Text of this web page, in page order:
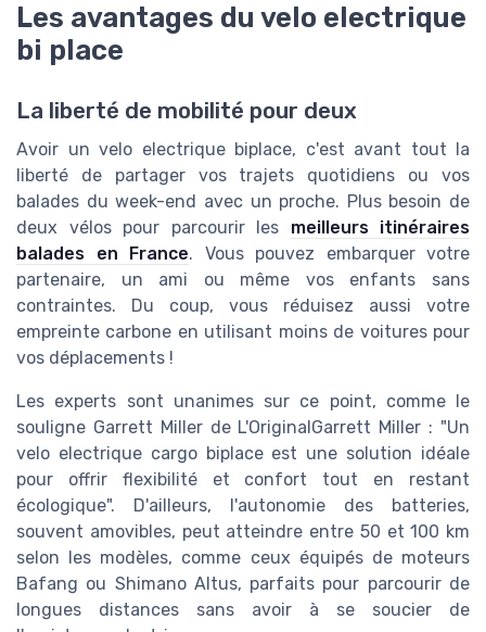
Les avantages du velo electrique
bi place
La liberté de mobilité pour deux
Avoir un velo electrique biplace, c'est avant tout la
liberté de partager vos trajets quotidiens ou vos
balades du week-end avec un proche. Plus besoin de
deux vélos pour parcourir les meilleurs itinéraires
balades en France. Vous pouvez embarquer votre
partenaire, un ami ou même vos enfants sans
contraintes. Du coup, vous réduisez aussi votre
empreinte carbone en utilisant moins de voitures pour
vos déplacements !
Les experts sont unanimes sur ce point, comme le
souligne Garrett Miller de L'OriginalGarrett Miller : "Un
velo electrique cargo biplace est une solution idéale
pour offrir flexibilité et confort tout en restant
écologique". D'ailleurs, l'autonomie des batteries,
souvent amovibles, peut atteindre entre 50 et 100 km
selon les modèles, comme ceux équipés de moteurs
Bafang ou Shimano Altus, parfaits pour parcourir de
longues distances sans avoir à se soucier de